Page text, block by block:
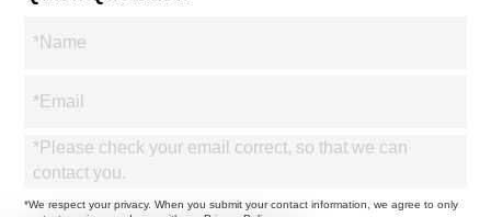
*We respect your privacy. When you submit your contact information, we agree to only